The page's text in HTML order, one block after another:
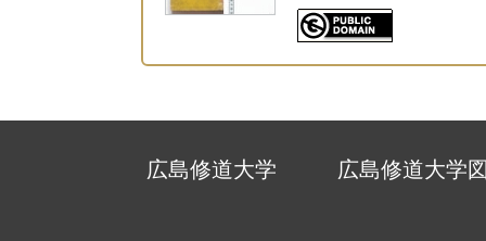
広島修道大学 広島修道大学